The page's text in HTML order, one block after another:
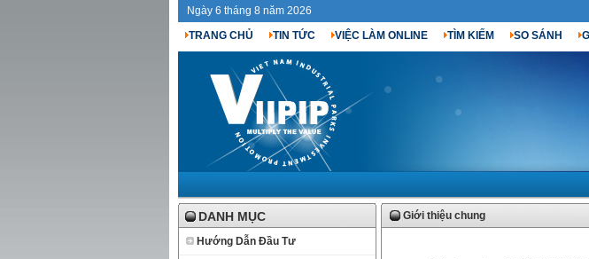
Ngày 6 tháng 8 năm 2026
TRANG CHỦ TIN TỨC VIỆC LÀM ONLINE TÌM KIẾM SO SÁNH
DANH MỤC
Hướng Dẫn Đầu Tư
Giới thiệu chung